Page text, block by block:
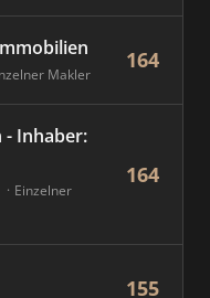
Makler
164
- Inhaber:
Einzelner
164
155